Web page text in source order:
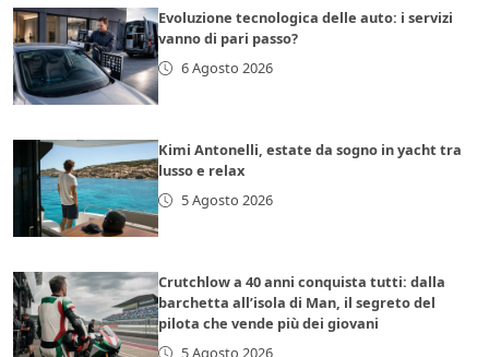
Evoluzione tecnologica delle auto: i servizi
vanno di pari passo?
6 Agosto 2026
Kimi Antonelli, estate da sogno in yacht tra
lusso e relax
5 Agosto 2026
Crutchlow a 40 anni conquista tutti: dalla
barchetta all’isola di Man, il segreto del
pilota che vende più dei giovani
5 Agosto 2026